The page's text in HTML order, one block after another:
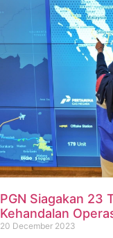
PGN Siagakan 23
Kehandalan
20 December 2023